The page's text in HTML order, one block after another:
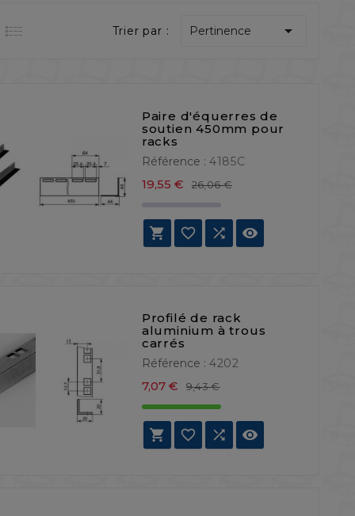
Trier par : Pertinence 
Paire d'équerres de
soutien 450mm pour
racks
Référence : 4185C
19,55 € 26,06 €Prix de base
Prix
   
Profilé de rack
aluminium à trous
carrés
Référence : 4202
7,07 € 9,43 €Prix de base
Prix
   